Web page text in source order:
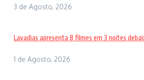
3 de Agosto, 2026
Lavadias apresenta 8 filmes em 3 noites
1 de Agosto, 2026